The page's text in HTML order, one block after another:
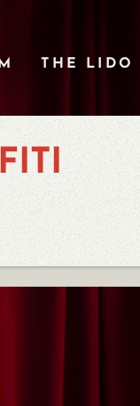
THE LIDO